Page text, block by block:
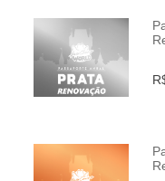
INFO